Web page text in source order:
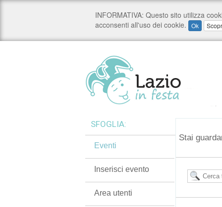
Stai
SFOGLIA:
Eventi
Inserisci evento
Area utenti